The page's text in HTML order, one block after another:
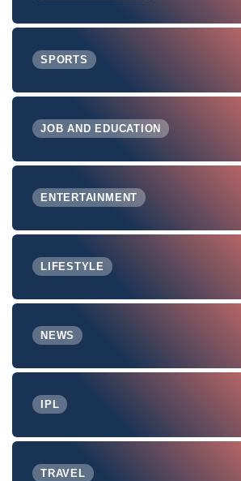
SPORTS
JOB AND EDUCATION
ENTERTAINMENT
LIFESTYLE
NEWS
IPL
TRAVEL